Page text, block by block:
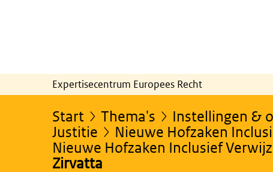
Expertisecentrum Europees Recht
Start Thema's Instellingen &
Justitie
Nieuwe Hofzaken
Nieuwe Hofzaken Inclusief
Zirvatta